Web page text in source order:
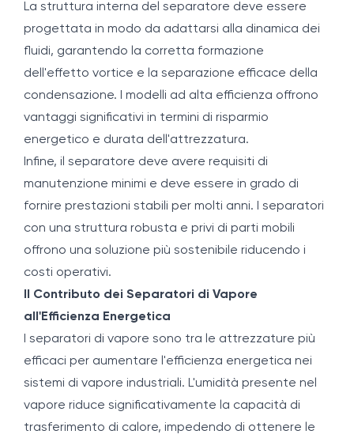
La struttura interna del separatore deve essere
progettata in modo da adattarsi alla dinamica dei
fluidi, garantendo la corretta formazione
dell'effetto vortice e la separazione efficace della
condensazione. I modelli ad alta efficienza offrono
vantaggi significativi in termini di risparmio
energetico e durata dell'attrezzatura.
Infine, il separatore deve avere requisiti di
manutenzione minimi e deve essere in grado di
fornire prestazioni stabili per molti anni. I separatori
con una struttura robusta e privi di parti mobili
offrono una soluzione più sostenibile riducendo i
costi operativi.
Il Contributo dei Separatori di Vapore
all'Efficienza Energetica
I separatori di vapore sono tra le attrezzature più
efficaci per aumentare l'efficienza energetica nei
sistemi di vapore industriali. L'umidità presente nel
vapore riduce significativamente la capacità di
trasferimento di calore, impedendo di ottenere le